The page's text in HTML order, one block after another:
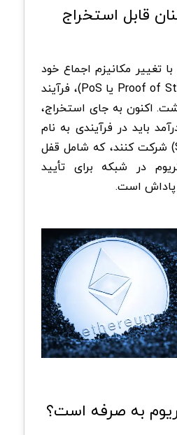
قابل استخراج
اتریوم با تغییر مکانیزم اجماع خود
به اثبات سهام (Proof of Stake یا PoS)، فرآیند
اکنون به جای استخراج،
باید در فرآیندی به نام
استیکینگ (Staking) شرکت کنند، که شامل قفل
در شبکه برای تأیید
پاداش است.
به صرفه است؟